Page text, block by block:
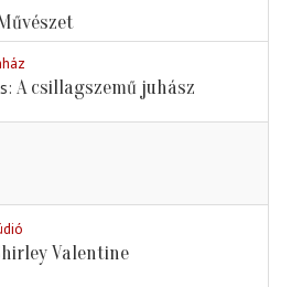
A csillagszemű juhász
Valentine